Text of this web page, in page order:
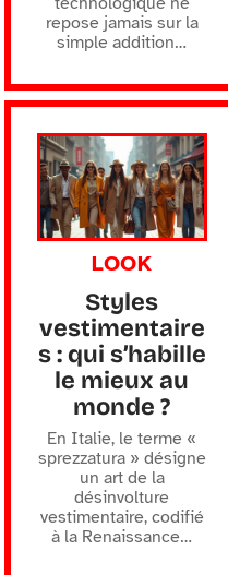
repose jamais sur la
simple addition…
LOOK
Styles
vestimentaire
s : qui s’habille
le mieux au
monde ?
En Italie, le terme «
sprezzatura » désigne
un art de la
désinvolture
vestimentaire, codifié
à la Renaissance…